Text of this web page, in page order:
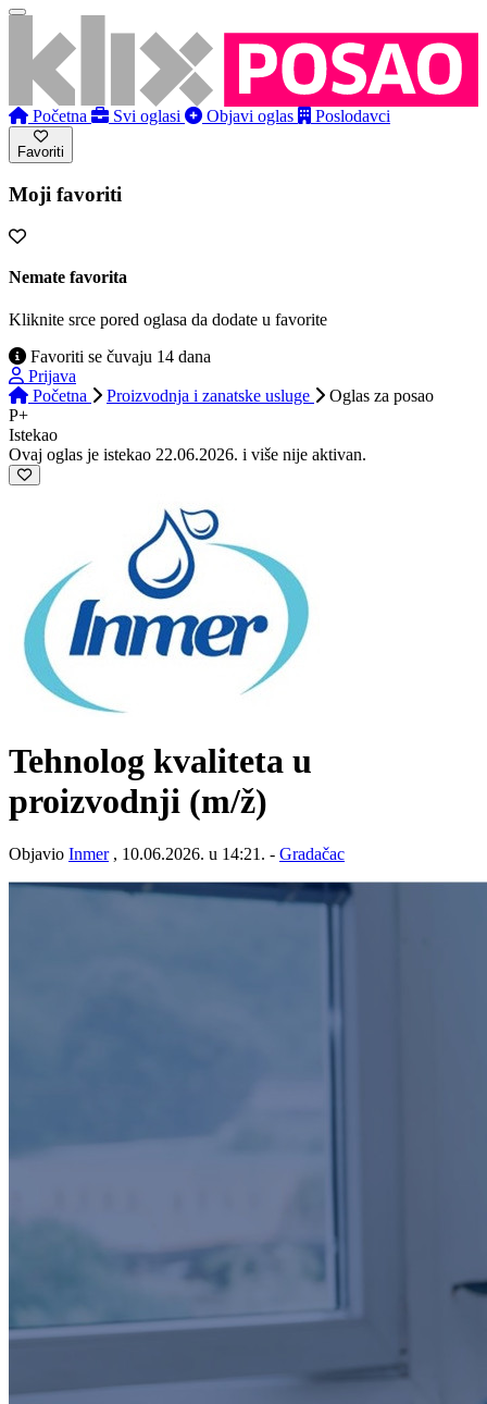
Početna Svi oglasi Objavi oglas Poslodavci
Favoriti
Moji favoriti
Nemate favorita
Kliknite srce pored oglasa da dodate u favorite
Favoriti se čuvaju 14 dana
Prijava
Početna
Proizvodnja i zanatske usluge Oglas za posao
P+
Istekao
Ovaj oglas je istekao 22.06.2026. i više nije aktivan.
Tehnolog kvaliteta u
proizvodnji (m/ž)
Objavio Inmer, 10.06.2026. u 14:21. - Gradačac